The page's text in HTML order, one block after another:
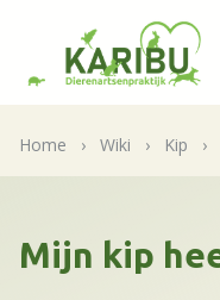
Home › Wiki › Kip ›
Mijn kip